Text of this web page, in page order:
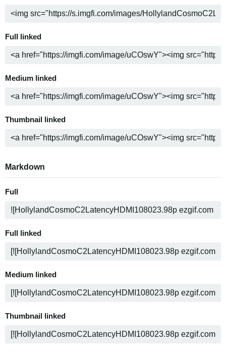
Full linked
Medium linked
Thumbnail linked
Markdown
Full
Full linked
Medium linked
Thumbnail linked